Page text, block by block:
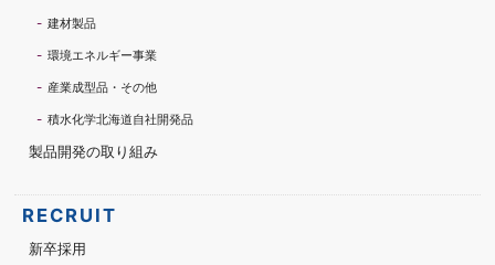
建材製品
環境エネルギー事業
産業成型品・その他
積水化学北海道自社開発品
製品開発の取り組み
RECRUIT
新卒採用